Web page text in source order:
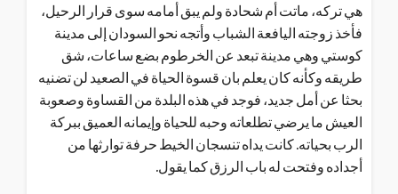
هي تركه، ماتت أم شحادة ولم يبق أمامه سوى قرار الرحيل،
فأخذ زوجته اليافعة الشباب وأتجه نحو السودان إلى مدينة
كوستي وهي مدينة تبعد عن الخرطوم بضع ساعات، شق
طريقه وكأنه كان يعلم بان قسوة الحياة في الصعيد لن تضنيه
بحثا عن أمل جديد، فوجد في هذه البلدة من القساوة وصعوبة
العيش ما يرضي تطلعاته وحبه للحياة وإيمانه العميق ببركة
الرب بحياته. كانت يداه تنسجان الخيط حرفة توارثها من
أجداده وفتحت له باب الرزق كما يقول.